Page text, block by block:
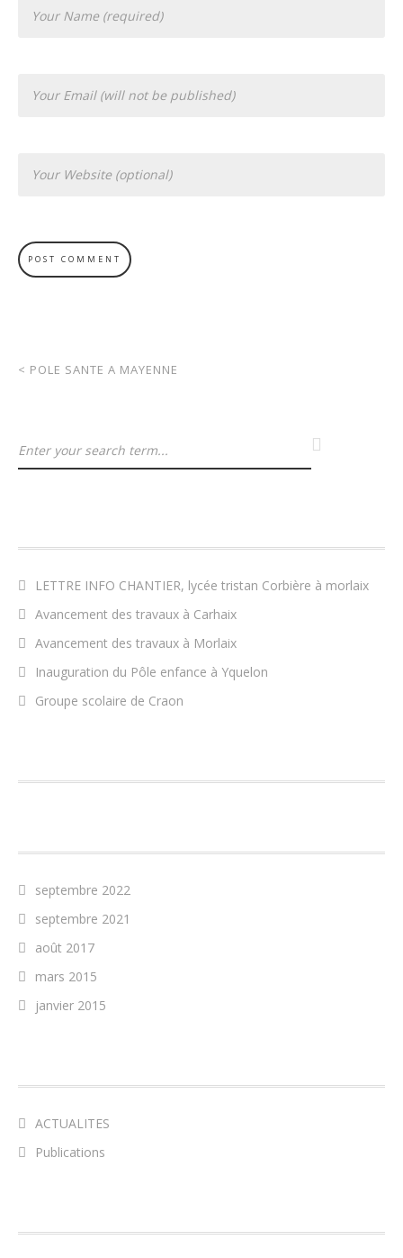
< POLE SANTE A MAYENNE
LETTRE INFO CHANTIER, lycée tristan Corbière à morlaix
Avancement des travaux à Carhaix
Avancement des travaux à Morlaix
Inauguration du Pôle enfance à Yquelon
Groupe scolaire de Craon
septembre 2022
septembre 2021
août 2017
mars 2015
janvier 2015
ACTUALITES
Publications